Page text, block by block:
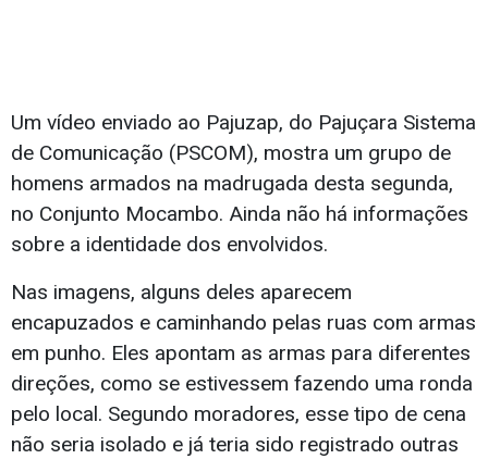
Um vídeo enviado ao Pajuzap, do Pajuçara Sistema
de Comunicação (PSCOM), mostra um grupo de
homens armados na madrugada desta segunda,
no Conjunto Mocambo. Ainda não há informações
sobre a identidade dos envolvidos.
Nas imagens, alguns deles aparecem
encapuzados e caminhando pelas ruas com armas
em punho. Eles apontam as armas para diferentes
direções, como se estivessem fazendo uma ronda
pelo local. Segundo moradores, esse tipo de cena
não seria isolado e já teria sido registrado outras